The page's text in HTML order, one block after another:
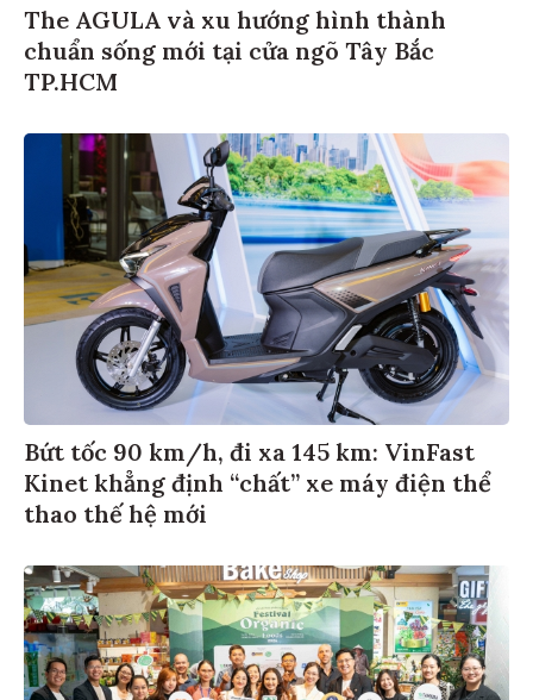
The AGULA và xu hướng hình thành
chuẩn sống mới tại cửa ngõ Tây Bắc
TP.HCM
Bứt tốc 90 km/h, đi xa 145 km: VinFast
Kinet khẳng định “chất” xe máy điện thể
thao thế hệ mới